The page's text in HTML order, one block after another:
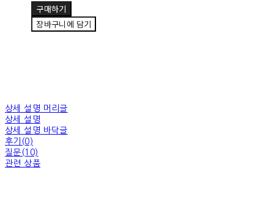
구매하기
장바구니에 담기
상세 설명 머리글
상세 설명
상세 설명 바닥글
후기(0)
질문(10)
관련 상품